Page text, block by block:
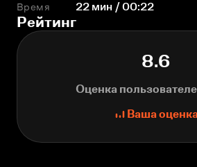
Время 22 мин / 00:22
Рейтинг
8.6
Оценка
Ваша